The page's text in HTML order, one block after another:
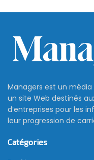
Managers est un
un site Web destinés
d’entreprises pour les
leur progression de
Catégories